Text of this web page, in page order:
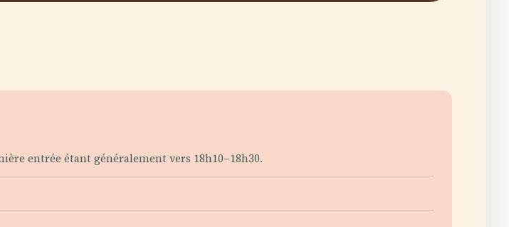
entrée étant généralement vers 18h10–18h30.